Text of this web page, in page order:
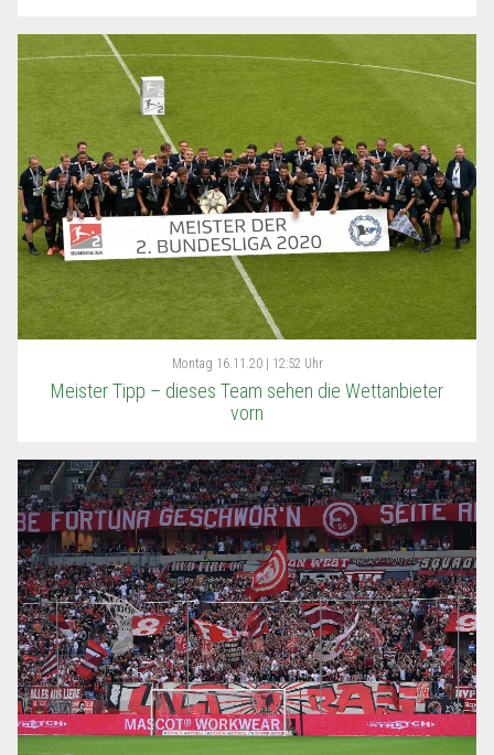
Montag 16.11.20 | 12:52 Uhr
Meister Tipp – dieses Team sehen die Wettanbieter
vorn